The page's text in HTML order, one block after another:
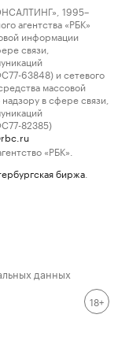
1995–
агентства «РБК»
информации
связи,
63848) и сетевого
массовой
в сфере связи,
82385)
«РБК».
биржа
данных
18+